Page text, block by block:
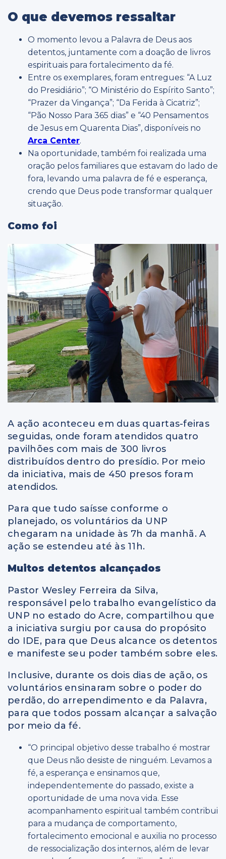
O que devemos ressaltar
O momento levou a Palavra de Deus aos
detentos, juntamente com a doação de livros
espirituais para fortalecimento da fé.
Entre os exemplares, foram entregues: “A L uz
do Presidiário”; “O Ministério do Espírito Santo”;
“Prazer da Vingança”; “Da Ferida à Cicatriz”;
“Pão Nosso Para 365 dias” e “40 Pensamentos
de Jesus em Quarenta Dias”, disponíveis no
Arca Center.
Na oportunidade, também foi realizada uma
oração pelos familiares que estavam do lado de
fora, levando uma palavra de fé e esperança,
crendo que Deus pode transformar qualquer
situação.
Como foi
A ação aconteceu em duas quartas-feiras
seguidas, onde foram atendidos quatro
pavilhões com mais de 300 livros
distribuídos dentro do presídio. Por meio
da iniciativa, mais de 450 presos foram
atendidos.
Para que tudo saísse conforme o
planejado, os voluntários da UNP
chegaram na unidade às 7h da manhã. A
ação se estendeu até às 11h.
Muitos detentos alcançados
Pastor Wesley Ferreira da Silva,
responsável pelo trabalho evangelístico da
UNP no estado do Acre, compartilhou que
a iniciativa surgiu por causa do propósito
do IDE, para que Deus alcance os detentos
e manifeste seu poder também sobre eles.
Inclusive, durante os dois dias de ação, os
voluntários ensinaram sobre o poder do
perdão, do arrependimento e da Palavra,
para que todos possam alcançar a salvação
por meio da fé.
“O principal objetivo desse trabalho é mostrar
que Deus não desiste de ninguém. Levamos a
fé, a esperança e ensinamos que,
independentemente do passado, existe a
oportunidade de uma nova vida. Esse
acompanhamento espiritual também contribui
para a mudança de comportamento,
fortalecimento emocional e auxilia no processo
de ressocialização dos internos, além de levar